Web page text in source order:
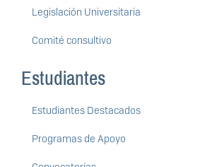
Legislación Universitaria
Comité consultivo
Estudiantes
Estudiantes Destacados
Programas de Apoyo